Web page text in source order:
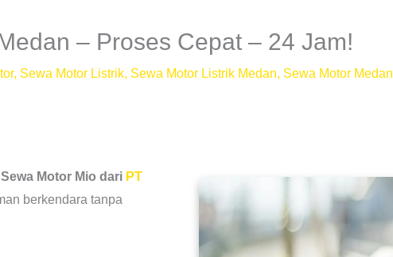
– Proses Cepat – 24 Jam!
, Sewa Motor Listrik, Sewa Motor Listrik Medan, Sewa Motor Medan
Sewa Motor Mio dari PT
berkendara tanpa